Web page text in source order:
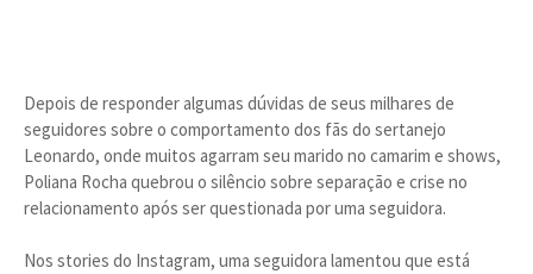
Depois de responder algumas dúvidas de seus milhares de
seguidores sobre o comportamento dos fãs do sertanejo
Leonardo, onde muitos agarram seu marido no camarim e shows,
Poliana Rocha quebrou o silêncio sobre separação e crise no
relacionamento após ser questionada por uma seguidora.
Nos stories do Instagram, uma seguidora lamentou que está